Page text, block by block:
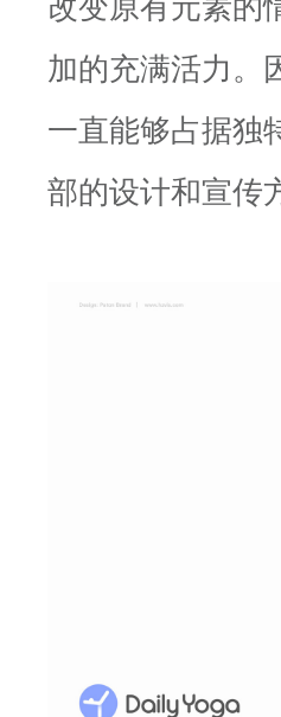
加的充满活力。
一直能够占据独
部的设计和宣传